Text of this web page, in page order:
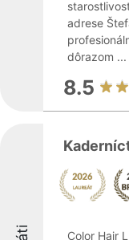
adrese
dôrazom ...
8.5
Color Hair